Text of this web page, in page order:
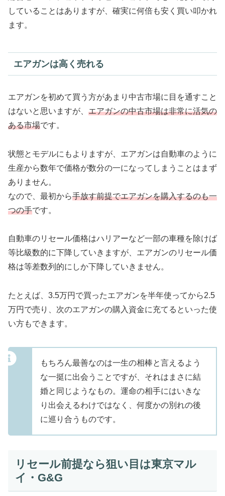
していることはありますが、確実に何倍も安く買い叩かれ
ます。
エアガンは高く売れる
エアガンを初めて買う方があまり中古市場に目を通すこと
はないと思いますが、 エアガンの中古市場は非常に活気の
ある市場です。
状態とモデルにもよりますが、エアガンは自動車のように
生産から数年で価格が数分の一になってしまうことはまず
ありません。
なので、最初から手放す前提でエアガンを購入するのも一
つの手です。
自動車のリセール価格はハリアーなど一部の車種を除けば
等比級数的に下降していきますが、エアガンのリセール価
格は等差数列的にしか下降していきません。
たとえば、3.5万円で買ったエアガンを半年使ってから2.5
万円で売り、次のエアガンの購入資金に充てるといった使
い方もできます。
もちろん最善なのは一生の相棒と言えるよう
な一挺に出会うことですが、それはまさに結
婚と同じようなもの。運命の相手にはいきな
り出会えるわけではなく、何度かの別れの後
に巡り合うものです。
リセール前提なら狙い目は東京マル
イ・G&G